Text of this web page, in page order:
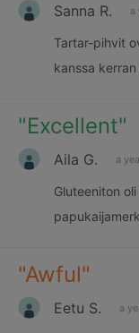
Sanna R. a
Tartar-pihvit
kanssa
"Excellent"
Aila G. a
Gluteeniton
"Awful"
Eetu S. a